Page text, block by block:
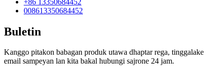
008613350684452
Buletin
Kanggo pitakon babagan produk utawa dhaptar rega, tinggalake
email sampeyan lan kita bakal hubungi sajrone 24 jam.